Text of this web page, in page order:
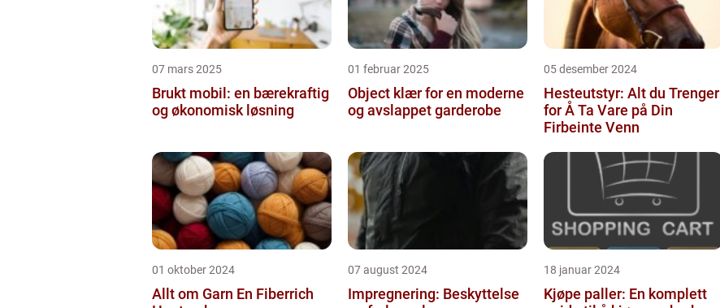
07 mars 2025
Brukt mobil: en bærekraftig
og økonomisk løsning
01 februar 2025
Object klær for en moderne
og avslappet garderobe
05 desember 2024
Hesteutstyr: Alt du Trenger
for Å Ta Vare på Din
Firbeinte Venn
01 oktober 2024
Allt om Garn En Fiberrich
07 august 2024
Impregnering: Beskyttelse
18 januar 2024
Kjøpe paller: En komplett